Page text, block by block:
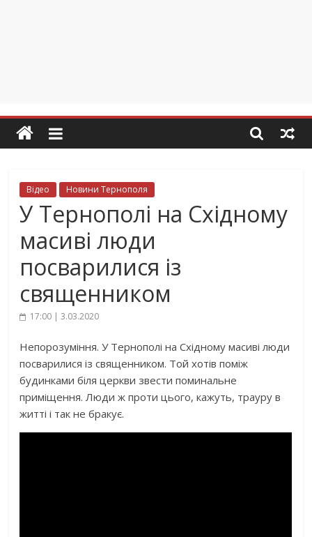
Відео Новини Тернополя
У Тернополі на Східному
масиві люди
посварилися із
священником
17:00 | 3.03.2020
Непорозуміння. У Тернополі на Східному масиві люди
посварилися із священником. Той хотів поміж
будинками біля церкви звести поминальне
приміщення. Люди ж проти цього, кажуть, трауру в
житті і так не бракує.